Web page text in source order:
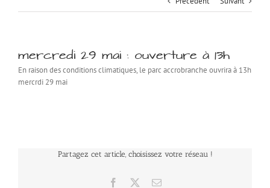
mercredi 29 mai : ouverture à 13h
En raison des conditions climatiques, le parc accrobranche ouvrira à 13h
mercrdi 29 mai
Partagez cet article, choisissez votre réseau !
Facebook Email